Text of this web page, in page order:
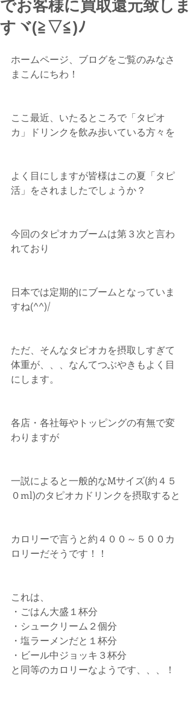
でお客様に買取還元致しま
すヾ(≧▽≦)ﾉ
ホームページ、ブログをご覧のみなさ
まこんにちわ！
ここ最近、いたるところで「タピオ
カ」ドリンクを飲み歩いている方々を
よく目にしますが皆様はこの夏「タピ
活」をされましたでしょうか？
今回のタピオカブームは第３次と言わ
れており
日本では定期的にブームとなっていま
すね(^^)/
ただ、そんなタピオカを摂取しすぎて
体重が、、、なんてつぶやきもよく目
にします。
各店・各社毎やトッピングの有無で変
わりますが
一説によると一般的なMサイズ(約４５
０ml)のタピオカドリンクを摂取すると
カロリーで言うと約４００～５００カ
ロリーだそうです！！
これは、
・ごはん大盛１杯分
・シュークリーム２個分
・塩ラーメンだと１杯分
・ビール中ジョッキ３杯分
と同等のカロリーなようです、、、！